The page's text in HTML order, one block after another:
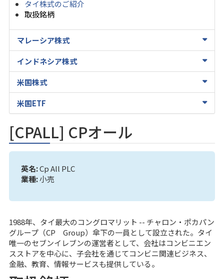
タイ株式のご紹介
取扱銘柄
マレーシア株式
インドネシア株式
米国株式
米国ETF
[CPALL] CPオール
英名:Cp All PLC
業種:小売
1988年、タイ最大のコングロマリット -- チャロン・ポカパン
グループ（CP Group）傘下の一員として設立された。タイ
唯一のセブンイレブンの運営者として、会社はコンビニエン
スストアを中心に、子会社を通じてコンビニ関連ビジネス、
金融、教育、情報サービスも提供している。